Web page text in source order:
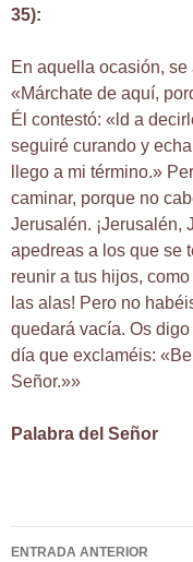
35):
En aquella ocasión,
«Márchate de aquí,
Él contestó: «ld a
seguiré curando y
llego a mi término.»
caminar, porque no
Jerusalén. ¡Jerusalén,
apedreas a los que se
reunir a tus hijos,
las alas! Pero no
quedará vacía. Os
día que exclaméis:
Señor.»»
Palabra del Señor
Navegación
ENTRADA ANTERIOR